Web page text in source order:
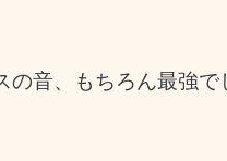
の音、もちろん最強で